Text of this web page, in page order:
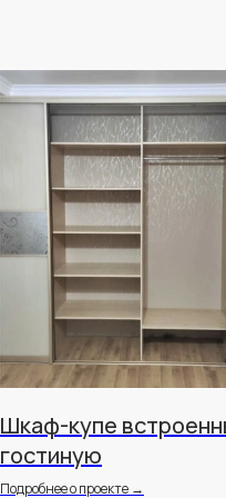
Шкаф-купе
гостиную
Подробнее о проекте →